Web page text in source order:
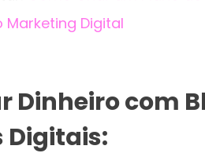
Marketing Digital
Dinheiro com
Digitais: